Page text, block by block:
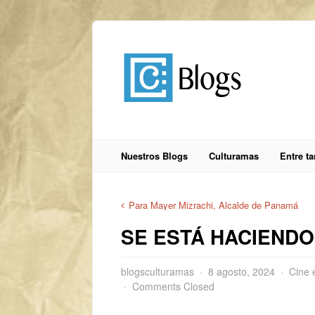
Nuestros Blogs Culturamas Entre
Para Mayer Mizrachi, Alcalde de Panamá
SE ESTÁ
blogsculturamas 8 agosto, 2024
Cine
Comments Closed